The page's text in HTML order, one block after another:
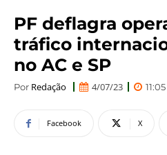
PF deflagra
tráfico
no AC e SP
Por Redação 4/07/23
Facebook X